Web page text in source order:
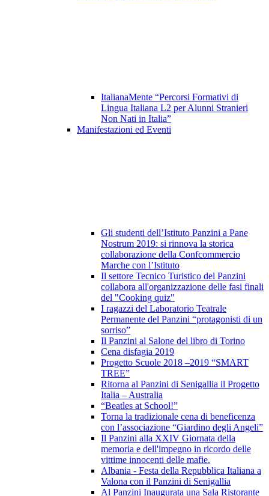
ItalianaMente “Percorsi Formativi di
Lingua Italiana L2 per Alunni Stranieri
Non Nati in Italia”
Manifestazioni ed Eventi
Gli studenti dell’Istituto Panzini a Pane
Nostrum 2019: si rinnova la storica
collaborazione della Confcommercio
Marche con l’Istituto
Il settore Tecnico Turistico del Panzini
collabora all'organizzazione delle fasi finali
del "Cooking quiz"
I ragazzi del Laboratorio Teatrale
Permanente del Panzini “protagonisti di un
sorriso”
Il Panzini al Salone del libro di Torino
Cena disfagia 2019
Progetto Scuole 2018 –2019 “SMART
TREE”
Ritorna al Panzini di Senigallia il Progetto
Italia – Australia
“Beatles at School!”
Torna la tradizionale cena di beneficenza
con l’associazione “Giardino degli Angeli”
Il Panzini alla XXIV Giornata della
memoria e dell'impegno in ricordo delle
vittime innocenti delle mafie.
Albania - Festa della Repubblica Italiana a
Valona con il Panzini di Senigallia
Al Panzini Inaugurata una Sala Ristorante